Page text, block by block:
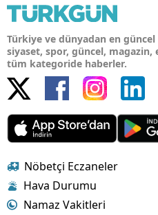
Türkiye ve dünyadan en
siyaset, spor, güncel,
tüm kategoride haberler.
Nöbetçi Eczaneler
Hava Durumu
Namaz Vakitleri